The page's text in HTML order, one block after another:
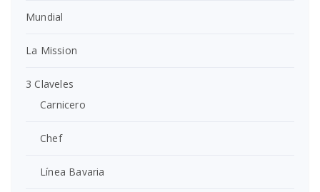
Mundial
La Mission
3 Claveles
Carnicero
Chef
Línea Bavaria